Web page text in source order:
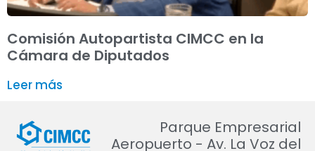
Comisión Autopartista CIMCC en la
Cámara de Diputados
Leer más
Parque Empresarial
Aeropuerto - Av. La Voz del